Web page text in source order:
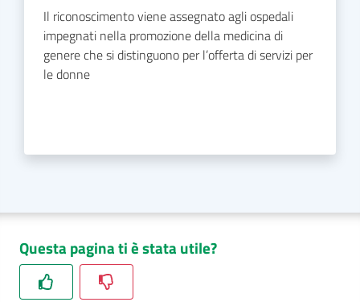
Il riconoscimento viene assegnato agli ospedali
impegnati nella promozione della medicina di
genere che si distinguono per l’offerta di servizi per
le donne
Questa pagina ti è stata utile?